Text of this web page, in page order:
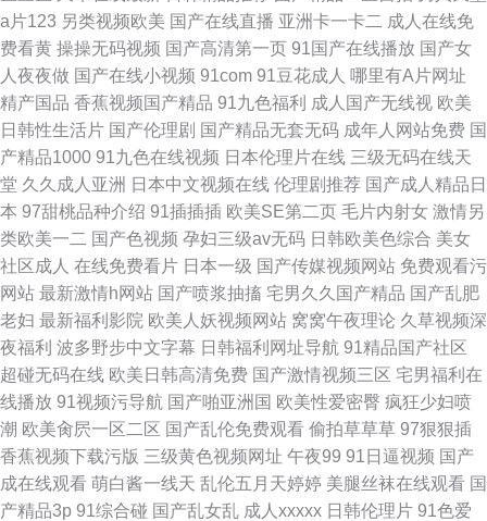
a片123 另类视频欧美 国产在线直播 亚洲卡一卡二 成人在线免
费看黄 操操无码视频 国产高清第一页 91国产在线播放 国产女
人夜夜做 国产在线小视频 91com 91豆花成人 哪里有A片网址
精产国品 香蕉视频国产精品 91九色福利 成人国产无线视 欧美
日韩性生活片 国产伦理剧 国产精品无套无码 成年人网站免费 国
产精品1000 91九色在线视频 日本伦理片在线 三级无码在线天
堂 久久成人亚洲 日本中文视频在线 伦理剧推荐 国产成人精品日
本 97甜桃品种介绍 91插插插 欧美SE第二页 毛片内射女 激情另
类欧美一二 国产色视频 孕妇三级av无码 日韩欧美色综合 美女
社区成人 在线免费看片 日本一级 国产传媒视频网站 免费观看污
网站 最新激情h网站 国产喷浆抽搐 宅男久久国产精品 国产乱肥
老妇 最新福利影院 欧美人妖视频网站 窝窝午夜理论 久草视频深
夜福利 波多野步中文字幕 日韩福利网址导航 91精品国产社区
超碰无码在线 欧美日韩高清免费 国产激情视频三区 宅男福利在
线播放 91视频污导航 国产啪亚洲国 欧美性爱密臀 疯狂少妇喷
潮 欧美肏屄一区二区 国产乱伦免费观看 偷拍草草草 97狠狠插
香蕉视频下载污版 三级黄色视频网址 午夜99 91日逼视频 国产
成在线观看 萌白酱一线天 乱伦五月天婷婷 美腿丝袜在线观看 国
产精品3p 91综合碰 国产乱女乱 成人xxxxx 日韩伦理片 91色爱